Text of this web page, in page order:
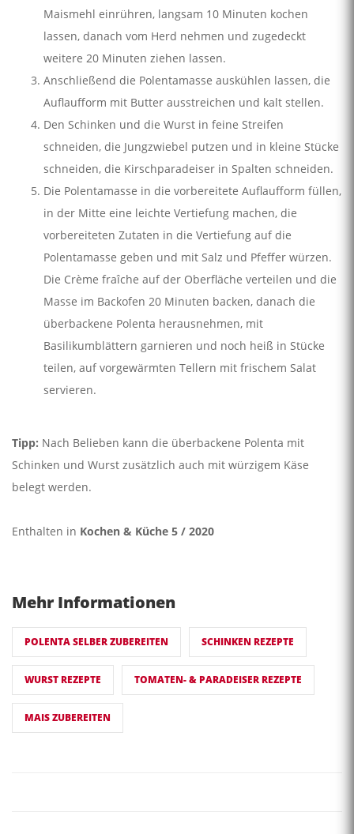
Maismehl einrühren, langsam 10 Minuten kochen
lassen, danach vom Herd nehmen und zugedeckt
weitere 20 Minuten ziehen lassen.
Anschließend die Polentamasse auskühlen lassen, die
Auflaufform mit Butter ausstreichen und kalt stellen.
Den Schinken und die Wurst in feine Streifen
schneiden, die Jungzwiebel putzen und in kleine Stücke
schneiden, die Kirschparadeiser in Spalten schneiden.
Die Polentamasse in die vorbereitete Auflaufform füllen,
in der Mitte eine leichte Vertiefung machen, die
vorbereiteten Zutaten in die Vertiefung auf die
Polentamasse geben und mit Salz und Pfeffer würzen.
Die Crème fraîche auf der Oberfläche verteilen und die
Masse im Backofen 20 Minuten backen, danach die
überbackene Polenta herausnehmen, mit
Basilikumblättern garnieren und noch heiß in Stücke
teilen, auf vorgewärmten Tellern mit frischem Salat
servieren.
Tipp: Nach Belieben kann die überbackene Polenta mit
Schinken und Wurst zusätzlich auch mit würzigem Käse
belegt werden.
Enthalten in Kochen & Küche 5 / 2020
Mehr Informationen
POLENTA SELBER ZUBEREITEN SCHINKEN REZEPTE
WURST REZEPTE TOMATEN- & PARADEISER REZEPTE
MAIS ZUBEREITEN